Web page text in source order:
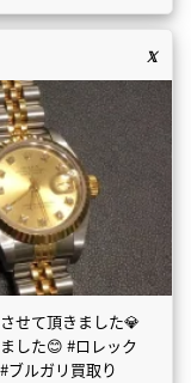
せて頂きました💎
した😊 #ロレック
ルガリ買取り